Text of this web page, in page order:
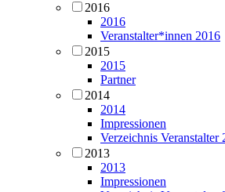
2016
2016
Veranstalter*innen 2016
2015
2015
Partner
2014
2014
Impressionen
Verzeichnis Veranstalter
2013
2013
Impressionen